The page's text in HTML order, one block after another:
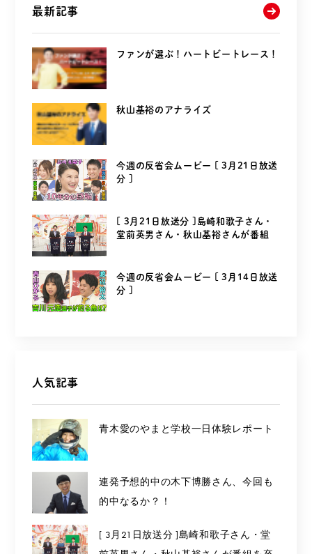
最新記事
ファンが選ぶ！ハートビートレース！
秋山基裕のアナライズ
今週の反省会ムービー [ 3月21日放送
分 ]
[ 3月21日放送分 ]島崎和歌子さん・
堂前英男さん・秋山基裕さんが番組
今週の反省会ムービー [ 3月14日放送
分 ]
人気記事
青木愛のやまと学校一日体験レポート
連発予想的中の木下博勝さん、今回も
的中なるか？！
[ 3月21日放送分 ]島崎和歌子さん・堂